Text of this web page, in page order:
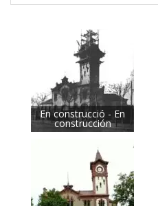
En construcció - En
construcción